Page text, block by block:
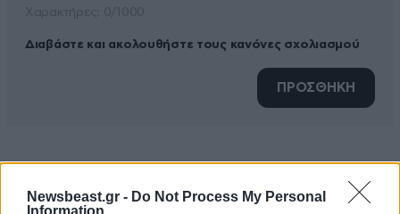
Newsbeast.gr - Do Not Process My Personal
Information
Διαβάστε και ακολουθήστε τους κανόνες σχολιασμού
ΠΡΟΣΘΗΚΗ